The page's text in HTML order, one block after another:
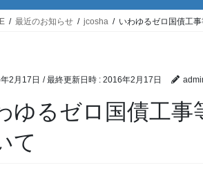
最近のお知らせ jcosha いわゆるゼロ国債工
2月17日 / 最終更新日時 : 2016年2月17日
ゆるゼロ国債工事
て